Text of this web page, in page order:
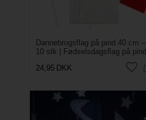
Dannebrogsflag på pind 40 cm –
10 stk | Fødselsdagsflag på pind
24,95 DKK